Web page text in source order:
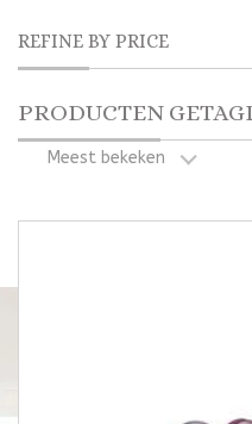
REFINE BY PRICE
PRODUCTEN
Meest bekeken